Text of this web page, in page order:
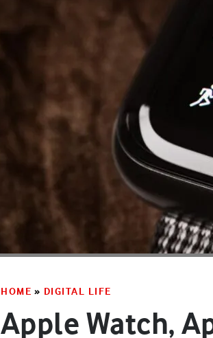
HOME » DIGITAL LIFE
Apple Watch,